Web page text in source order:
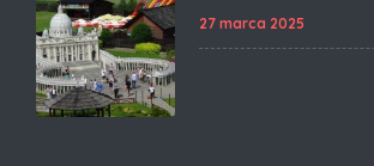
27 marca 2025